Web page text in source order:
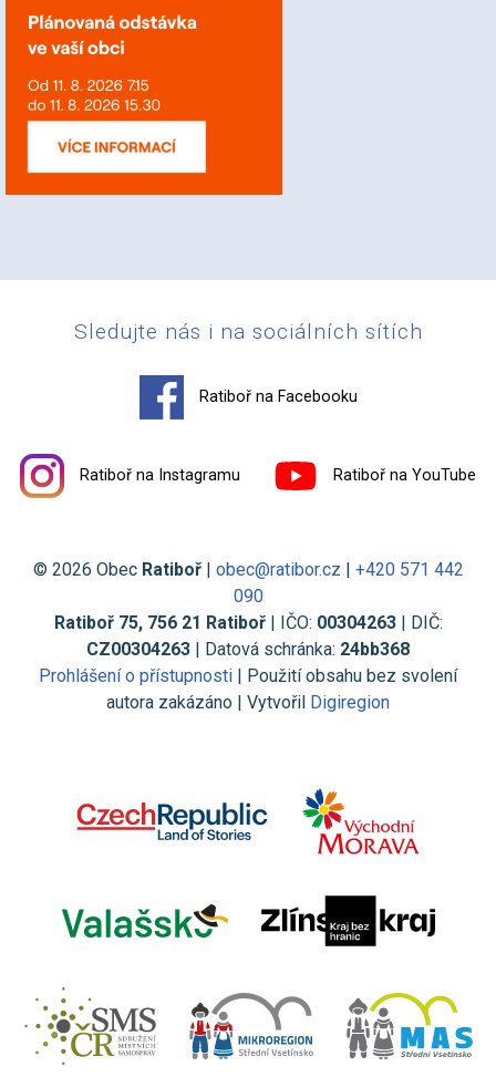
Sledujte nás i na sociálních sítích
Ratiboř na Facebooku
Ratiboř na Instagramu Ratiboř na YouTube
© 2026 Obec Ratiboř| obec@ratibor.cz | +420 571 442
090
Ratiboř 75, 756 21 Ratiboř| IČO: 00304263| DIČ:
CZ00304263 | Datová schránka: 24bb368
Prohlášení o přístupnosti | Použití obsahu bez svolení
autora zakázáno | Vytvořil Digiregion
Jsem umělá inteligence a